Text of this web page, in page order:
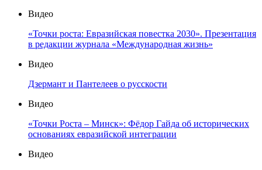
Видео
«Точки роста: Евразийская повестка 2030». Презентация
в редакции журнала «Международная жизнь»
Видео
Дзермант и Пантелеев о русскости
Видео
«Точки Роста – Минск»: Фёдор Гайда об исторических
основаниях евразийской интеграции
Видео